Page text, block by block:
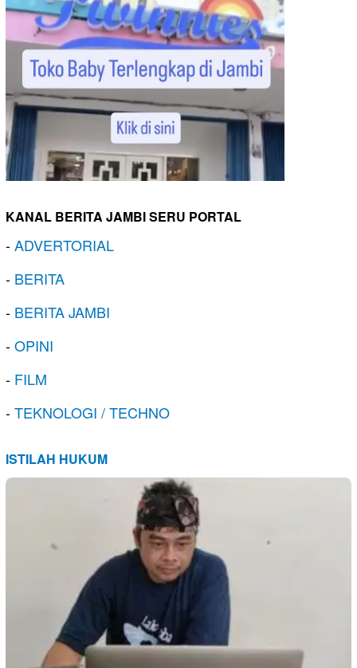
KANAL BERITA JAMBI SERU PORTAL
-ADVERTORIAL
- BERITA
- BERITA JAMBI
-OPINI
- FILM
-TEKNOLOGI / TECHNO
ISTILAH HUKUM